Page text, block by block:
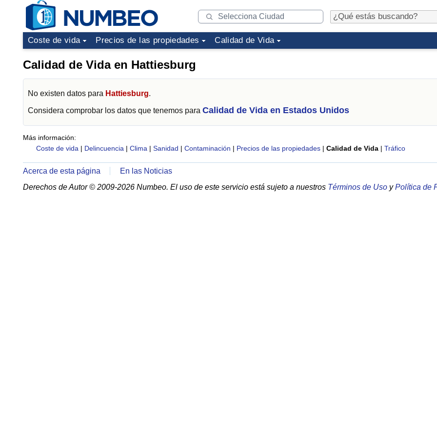
Coste de vida Precios de las propiedades Calidad de Vida
Calidad de Vida en Hattiesburg
No existen datos para Hattiesburg.
Considera comprobar los datos que tenemos para Calidad de Vida en Estados Unidos
Más información:
Coste de vida | Delincuencia | Clima | Sanidad | Contaminación | Precios de las propiedades | Calidad de Vida | Tráfico
Acerca de esta página
En las Noticias
Derechos de Autor © 2009-2026 Numbeo. El uso de este servicio está sujeto a nuestros Términos de Uso yPolítica de